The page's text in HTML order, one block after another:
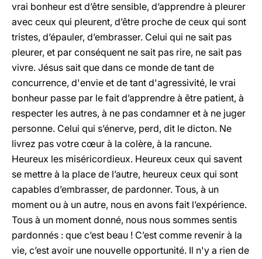
vrai bonheur est d’être sensible, d’apprendre à pleurer
avec ceux qui pleurent, d’être proche de ceux qui sont
tristes, d’épauler, d’embrasser. Celui qui ne sait pas
pleurer, et par conséquent ne sait pas rire, ne sait pas
vivre. Jésus sait que dans ce monde de tant de
concurrence, d'envie et de tant d'agressivité, le vrai
bonheur passe par le fait d’apprendre à être patient, à
respecter les autres, à ne pas condamner et à ne juger
personne. Celui qui s’énerve, perd, dit le dicton. Ne
livrez pas votre cœur à la colère, à la rancune.
Heureux les miséricordieux. Heureux ceux qui savent
se mettre à la place de l’autre, heureux ceux qui sont
capables d’embrasser, de pardonner. Tous, à un
moment ou à un autre, nous en avons fait l’expérience.
Tous à un moment donné, nous nous sommes sentis
pardonnés : que c’est beau ! C’est comme revenir à la
vie, c’est avoir une nouvelle opportunité. Il n'y a rien de